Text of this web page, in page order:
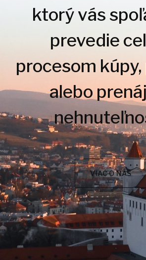
ktorý vás
prevedie
procesom
alebo
VIAC O NÁS